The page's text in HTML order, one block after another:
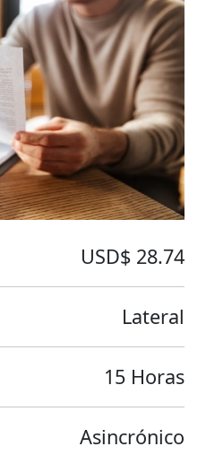
USD$ 28.74
Lateral
15 Horas
Asincrónico